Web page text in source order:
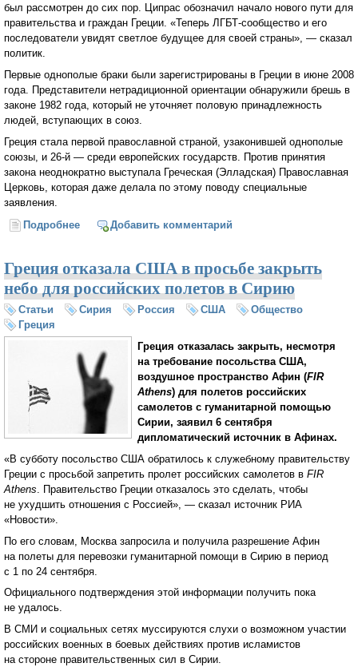
был рассмотрен до сих пор. Ципрас обозначил начало нового пути для
правительства и граждан Греции. «Теперь ЛГБТ-сообщество и его
последователи увидят светлое будущее для своей страны», — сказал
политик.
Первые однополые браки были зарегистрированы в Греции в июне 2008
года. Представители нетрадиционной ориентации обнаружили брешь в
законе 1982 года, который не уточняет половую принадлежность
людей, вступающих в союз.
Греция стала первой православной страной, узаконившей однополые
союзы, и 26-й — среди европейских государств. Против принятия
закона неоднократно выступала Греческая (Элладская) Православная
Церковь, которая даже делала по этому поводу специальные
заявления.
Подробнее о Правительство Греции легализовало однополые
Добавить комментарий
Греция отказала США в просьбе закрыть
небо для российских полетов в Сирию
Статьи Сирия Россия США
Общество
Греция
Греция отказалась закрыть, несмотря
на требование посольства США,
воздушное пространство Афин (FIR
Athens) для полетов российских
самолетов с гуманитарной помощью
Сирии, заявил 6 сентября
дипломатический источник в Афинах.
«В субботу посольство США обратилось к служебному правительству
Греции с просьбой запретить пролет российских самолетов в FIR
Athens . Правительство Греции отказалось это сделать, чтобы
не ухудшить отношения с Россией», — сказал источник РИА
«Новости».
По его словам, Москва запросила и получила разрешение Афин
на полеты для перевозки гуманитарной помощи в Сирию в период
с 1 по 24 сентября.
Официального подтверждения этой информации получить пока
не удалось.
В СМИ и социальных сетях муссируются слухи о возможном участии
российских военных в боевых действиях против исламистов
на стороне правительственных сил в Сирии.